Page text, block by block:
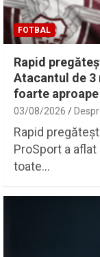
FOTBAL
Rapid
Atacantul de 3
foarte
03/08/2026
Rapid
ProSport a
toate…